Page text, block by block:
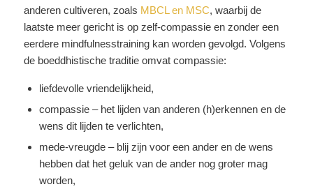
anderen cultiveren, zoals MBCL en MSC, waarbij de
laatste meer gericht is op zelf-compassie en zonder een
eerdere mindfulnesstraining kan worden gevolgd. Volgens
de boeddhistische traditie omvat compassie:
liefdevolle vriendelijkheid,
compassie – het lijden van anderen (h)erkennen en de
wens dit lijden te verlichten,
mede-vreugde – blij zijn voor een ander en de wens
hebben dat het geluk van de ander nog groter mag
worden,